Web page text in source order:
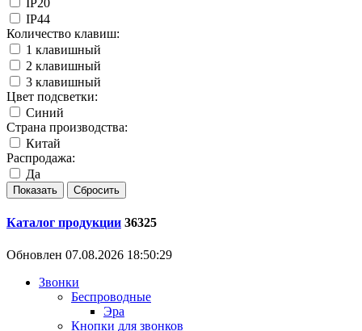
IP20
IP44
Количество клавиш:
1 клавишный
2 клавишный
3 клавишный
Цвет подсветки:
Синий
Страна производства:
Китай
Распродажа:
Да
Каталог продукции 36325
Обновлен 07.08.2026 18:50:29
Звонки
Беспроводные
Эра
Кнопки для звонков